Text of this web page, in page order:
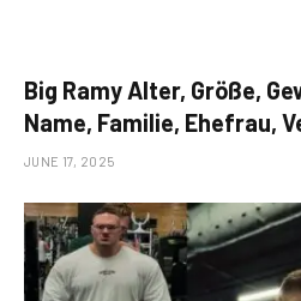
Big Ramy Alter, Größe,
Name, Familie, Ehefrau,
JUNE 17, 2025